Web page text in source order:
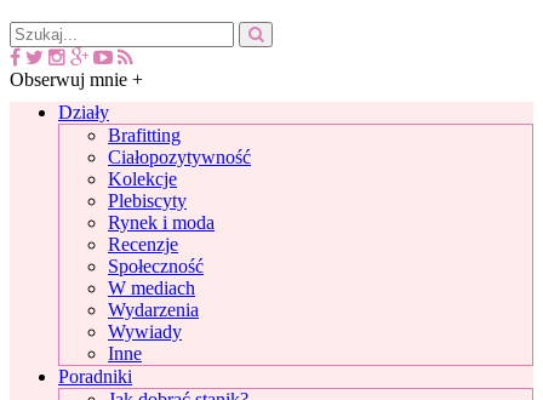
Obserwuj mnie +
Działy
Brafitting
Ciałopozytywność
Kolekcje
Plebiscyty
Rynek i moda
Recenzje
Społeczność
W mediach
Wydarzenia
Wywiady
Inne
Poradniki